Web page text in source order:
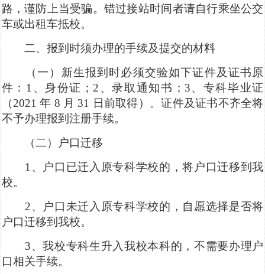
路，谨防上当受骗。错过接站时间者请自行乘坐公交
车或出租车抵校。
二、报到时须办理的手续及提交的材料
（一）新生报到时必须交验如下证件及证书原
件：1、身份证；2、录取通知书；3、专科毕业证
（2021 年 8 月 31 日前取得）。证件及证书不齐全将
不予办理报到注册手续。
（二）户口迁移
1、户口已迁入原专科学校的，将户口迁移到我
校。
2、户口未迁入原专科学校的，自愿选择是否将
户口迁移到我校。
3、我校专科生升入我校本科的，不需要办理户
口相关手续。